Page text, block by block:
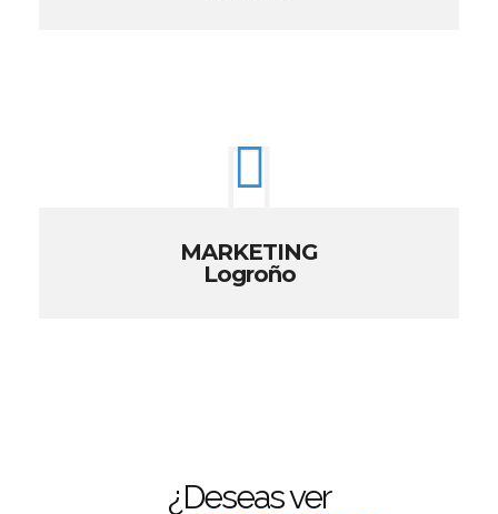
MARKETING
Logroño
¿Deseas ver